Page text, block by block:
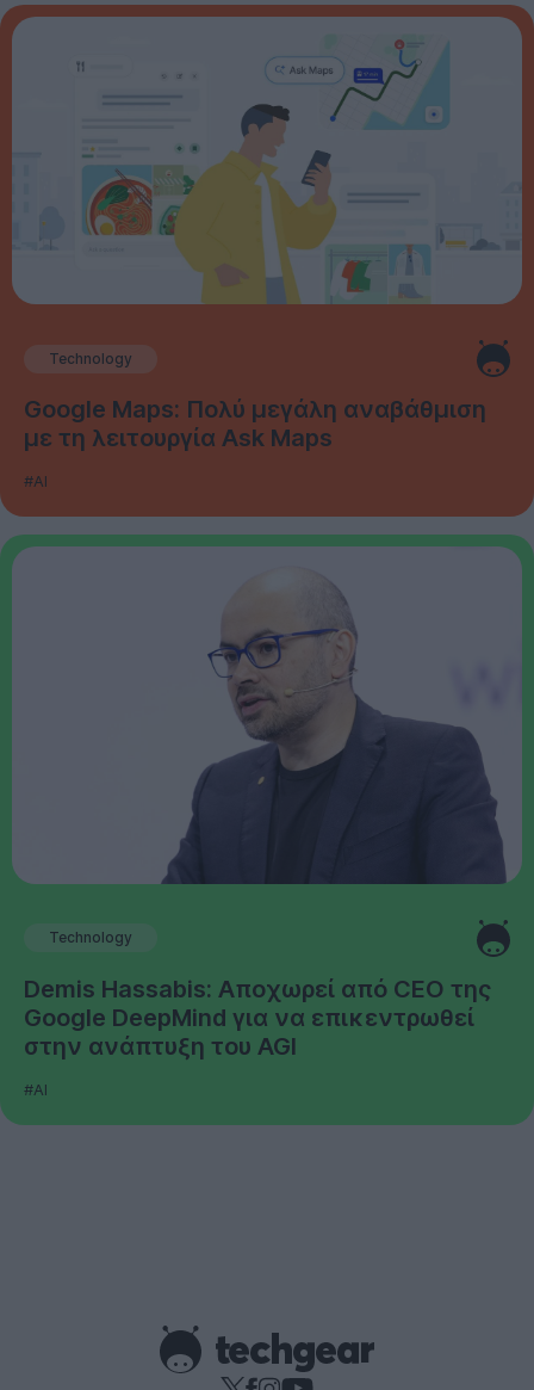
Technology
Google Maps: Πολύ μεγάλη αναβάθμιση
με τη λειτουργία Ask Maps
#AI
Technology
Demis Hassabis: Αποχωρεί από CEO της
Google DeepMind για να επικεντρωθεί
στην ανάπτυξη του AGI
#AI